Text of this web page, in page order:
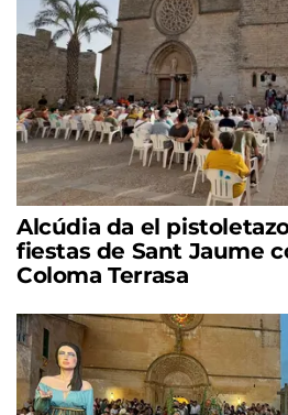
Alcúdia da el
fiestas de Sant Jaume
Coloma Terrasa